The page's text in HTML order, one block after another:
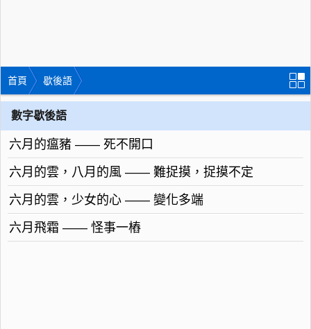
首頁 歇後語
數字歇後語
六月的瘟豬 —— 死不開口
六月的雲，八月的風 —— 難捉摸，捉摸不定
六月的雲，少女的心 —— 變化多端
六月飛霜 —— 怪事一樁